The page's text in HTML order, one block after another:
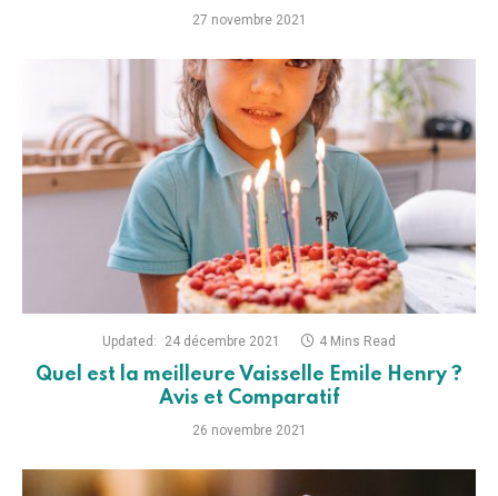
27 novembre 2021
Updated: 24 décembre 2021 4 Mins Read
Quel est la meilleure Vaisselle Emile Henry ?
Avis et Comparatif
26 novembre 2021